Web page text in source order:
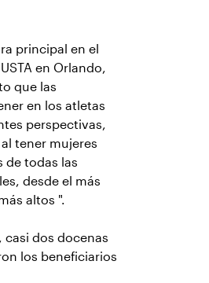
principal en el
en Orlando,
que las
en los atletas
perspectivas,
tener mujeres
de todas las
desde el más
altos ".
casi dos docenas
los beneficiarios